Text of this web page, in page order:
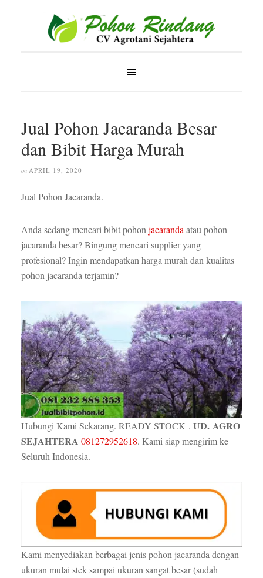
Jual Pohon Jacaranda Besar
dan Bibit Harga Murah
on APRIL 19, 2020
Jual Pohon Jacaranda.
Anda sedang mencari bibit pohon jacaranda atau pohon
jacaranda besar? Bingung mencari supplier yang
profesional? Ingin mendapatkan harga murah dan kualitas
pohon jacaranda terjamin?
Hubungi Kami Sekarang. READY STOCK . UD. AGRO
SEJAHTERA 081272952618. Kami siap mengirim ke
Seluruh Indonesia.
Kami menyediakan berbagai jenis pohon jacaranda dengan
ukuran mulai stek sampai ukuran sangat besar (sudah